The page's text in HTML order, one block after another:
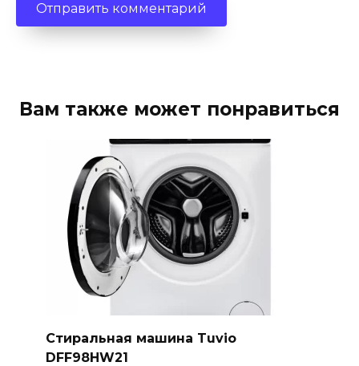
Вам также может понравиться
Стиральная машина Tuvio
DFF98HW21